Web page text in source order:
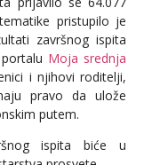
pristupilo je
završnog ispita
Moja srednja
i njihovi roditelji,
pravo da ulože
putem.
ispita biće u